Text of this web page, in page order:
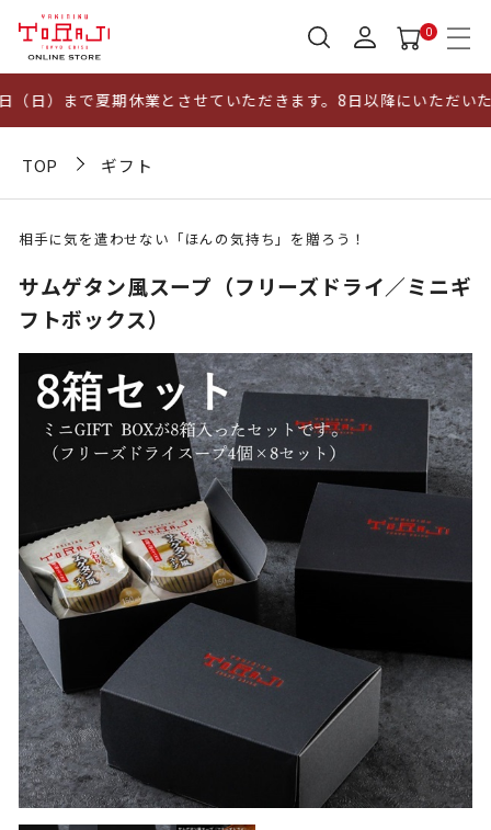
0
まで夏期休業とさせていただきます。8日以降にいただいた
TOP ギフト
相手に気を遣わせない「ほんの気持ち」を贈ろう！
サムゲタン風スープ（フリーズドライ／ミニギ
フトボックス）